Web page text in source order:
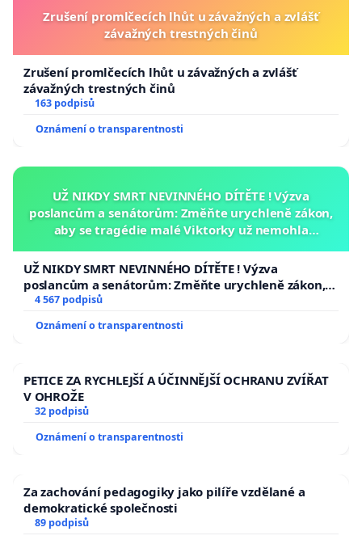
Zrušení promlčecích lhůt u závažných a zvlášť
závažných trestných činů
Zrušení promlčecích lhůt u závažných a zvlášť
závažných trestných činů
163 podpisů
Oznámení o transparentnosti
UŽ NIKDY SMRT NEVINNÉHO DÍTĚTE ! Výzva
poslancům a senátorům: Změňte urychleně zákon,
aby se tragédie malé Viktorky už nemohla
UŽ NIKDY SMRT NEVINNÉHO DÍTĚTE ! Výzva
poslancům a senátorům: Změňte urychleně zákon,
aby se tragédie malé Viktorky už nemohla opakovat!
4 567 podpisů
Oznámení o transparentnosti
PETICE ZA RYCHLEJŠÍ A ÚČINNĚJŠÍ OCHRANU ZVÍŘAT
V OHROŽE
32 podpisů
Oznámení o transparentnosti
Za zachování pedagogiky jako pilíře vzdělané a
demokratické společnosti
89 podpisů